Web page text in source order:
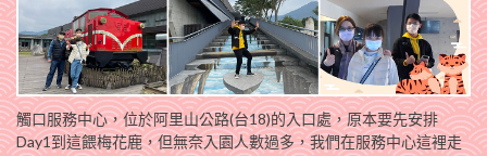
觸口服務中心，位於阿里山公路(台18)的入口處，原本要先安排
Day1到這餵梅花鹿，但無奈入園人數過多，我們在服務中心這裡走